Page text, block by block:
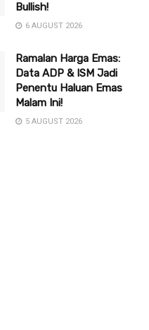
Bullish!
6 AUGUST 2026
Ramalan Harga Emas:
Data ADP & ISM Jadi
Penentu Haluan Emas
Malam Ini!
5 AUGUST 2026